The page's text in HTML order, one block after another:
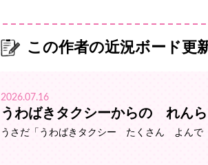
この作者の近況ボード更
2026.07.16
うわばきタクシーからの れん
うさだ「うわばきタクシー たくさん よん